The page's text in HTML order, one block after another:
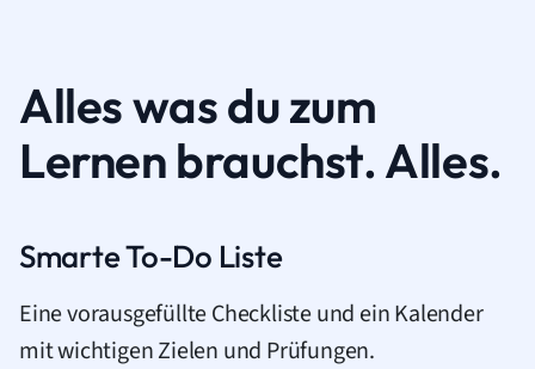
Alles was du zum
Lernen brauchst. Alles.
Smarte To-Do Liste
Eine vorausgefüllte Checkliste und ein Kalender
mit wichtigen Zielen und Prüfungen.